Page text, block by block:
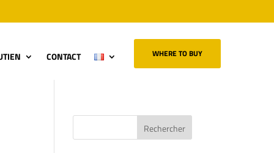
CONTACT WHERE TO BUY
Rechercher